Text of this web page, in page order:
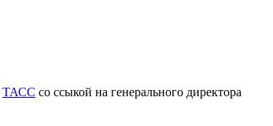
ТАСС со ссыкой на генерального директора